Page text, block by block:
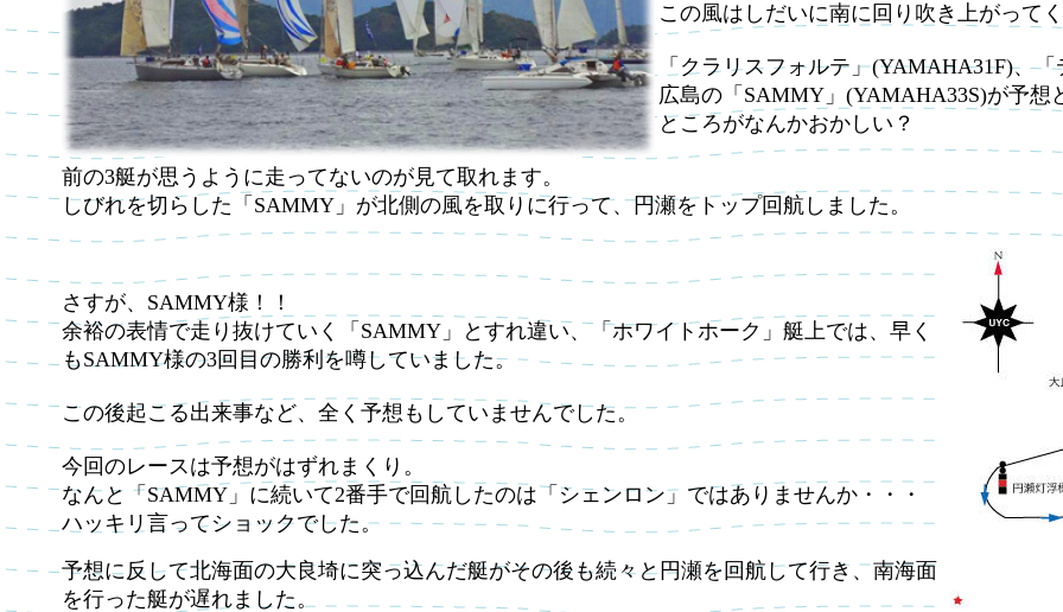
この風はしだいに南に回り吹き上がって
「クラリスフォルテ」(YAMAHA31F)、
広島の「SAMMY」(YAMAHA33S)が予想
ところがなんかおかしい？
前の3艇が思うように走ってないのが見て取れます。
しびれを切らした「SAMMY」が北側の風を取りに行って、円瀬をトップ回航しました。
さすが、SAMMY様！！
余裕の表情で走り抜けていく「SAMMY」とすれ違い、「ホワイトホーク」艇上では、早く
もSAMMY様の3回目の勝利を噂していました。
この後起こる出来事など、全く予想もしていませんでした。
今回のレースは予想がはずれまくり。
なんと「SAMMY」に続いて2番手で回航したのは「シェンロン」ではありませんか・・・
ハッキリ言ってショックでした。
予想に反して北海面の大良埼に突っ込んだ艇がその後も続々と円瀬を回航して行き、南海面
を行った艇が遅れました。